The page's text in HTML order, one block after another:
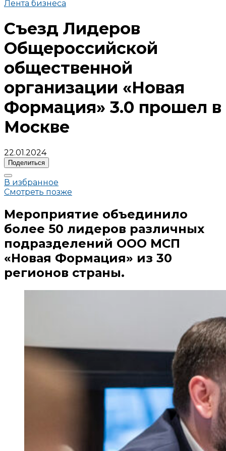
Лента бизнеса
Съезд Лидеров
Общероссийской
общественной
организации «Новая
Формация» 3.0 прошел в
Москве
22.01.2024
Поделиться
В избранное
Смотреть позже
Мероприятие объединило
более 50 лидеров различных
подразделений ООО МСП
«Новая Формация» из 30
регионов страны.